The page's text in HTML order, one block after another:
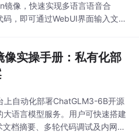
像，快速实现多语言语音合
，即可通过WebUI界面输入文本
实操手册：私有化部
上自动化部署ChatGLM3-6B开源
语言模型服务。用户可快速搭建
档摘要、多轮代码调试及内网知